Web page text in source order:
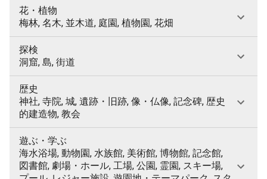
花・植物
梅林, 名木, 並木道, 庭園, 植物園, 花畑
探検
洞窟, 島, 街道
歴史
神社, 寺院, 城, 遺跡・旧跡, 像・仏像, 記念碑, 歴史
的建造物, 教会
遊ぶ・学ぶ
海水浴場, 動物園, 水族館, 美術館, 博物館, 記念館,
図書館, 劇場・ホール, 工場, 公園, 霊園, スキー場,